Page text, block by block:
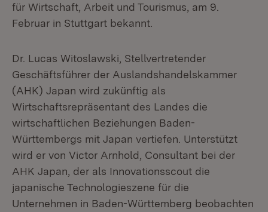
für Wirtschaft, Arbeit und Tourismus, am 9.
Februar in Stuttgart bekannt.
Dr. Lucas Witoslawski, Stellvertretender
Geschäftsführer der Auslandshandelskammer
(AHK) Japan wird zukünftig als
Wirtschaftsrepräsentant des Landes die
wirtschaftlichen Beziehungen Baden-
Württembergs mit Japan vertiefen. Unterstützt
wird er von Victor Arnhold, Consultant bei der
AHK Japan, der als Innovationsscout die
japanische Technologieszene für die
Unternehmen in Baden-Württemberg beobachten